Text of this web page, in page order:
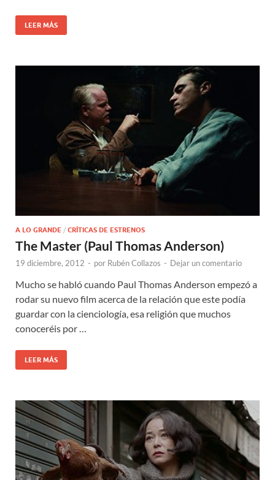
LEER MÁS
A LO GRANDE / CRÍTICAS DE ESTRENOS
The Master (Paul Thomas Anderson)
19 diciembre, 2012 - por Rubén Collazos - Dejar un comentario
Mucho se habló cuando Paul Thomas Anderson empezó a
rodar su nuevo film acerca de la relación que este podía
guardar con la cienciología, esa religión que muchos
conoceréis por …
LEER MÁS